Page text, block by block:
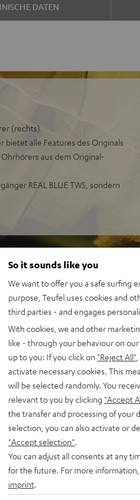
DATEN
(rechts)
alle Features des Originals
aus dem Original-
REAL BLUE TWS, sondern
So it sounds like you
We want to offer you a safe surfing
purpose, Teufel uses cookies and
third parties - and engages
With cookies, we and other
like - through your behaviour on
up to you: If you click on "Reject All"
activate necessary cookies. This
will be selected randomly. You
relevant to you by clicking "Accept
the transfer and processing of your
selection, you can also activate or
"Accept selection"
You can adjust all consents at any
for the future. For more
imprint